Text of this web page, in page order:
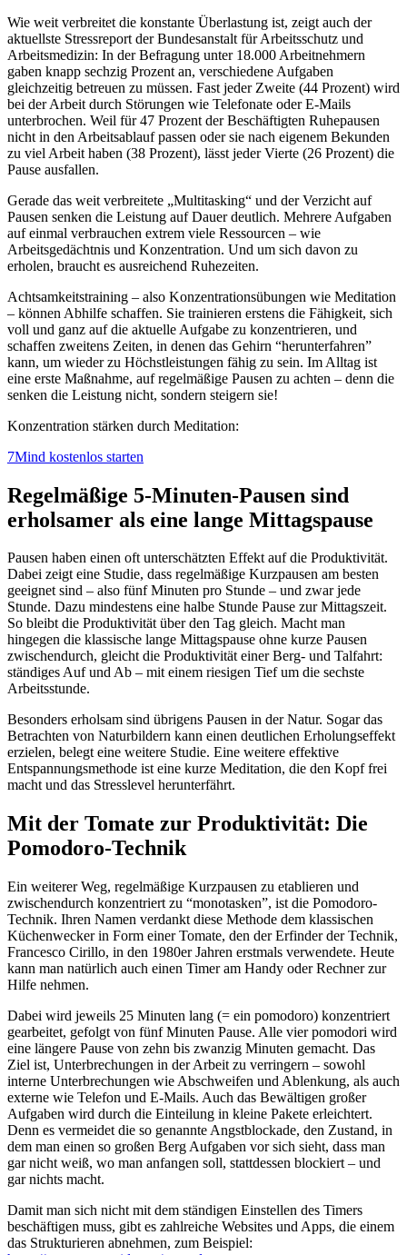
Wie weit verbreitet die konstante Überlastung ist, zeigt auch der
aktuellste Stressreport der Bundesanstalt für Arbeitsschutz und
Arbeitsmedizin: In der Befragung unter 18.000 Arbeitnehmern
gaben knapp sechzig Prozent an, verschiedene Aufgaben
gleichzeitig betreuen zu müssen. Fast jeder Zweite (44 Prozent) wird
bei der Arbeit durch Störungen wie Telefonate oder E-Mails
unterbrochen. Weil für 47 Prozent der Beschäftigten Ruhepausen
nicht in den Arbeitsablauf passen oder sie nach eigenem Bekunden
zu viel Arbeit haben (38 Prozent), lässt jeder Vierte (26 Prozent) die
Pause ausfallen.
Gerade das weit verbreitete „Multitasking“ und der Verzicht auf
Pausen senken die Leistung auf Dauer deutlich. Mehrere Aufgaben
auf einmal verbrauchen extrem viele Ressourcen – wie
Arbeitsgedächtnis und Konzentration. Und um sich davon zu
erholen, braucht es ausreichend Ruhezeiten.
Achtsamkeitstraining – also Konzentrationsübungen wie Meditation
– können Abhilfe schaffen. Sie trainieren erstens die Fähigkeit, sich
voll und ganz auf die aktuelle Aufgabe zu konzentrieren, und
schaffen zweitens Zeiten, in denen das Gehirn “herunterfahren”
kann, um wieder zu Höchstleistungen fähig zu sein. Im Alltag ist
eine erste Maßnahme, auf regelmäßige Pausen zu achten – denn die
senken die Leistung nicht, sondern steigern sie!
Konzentration stärken durch Meditation:
7Mind kostenlos starten
Regelmäßige 5-Minuten-Pausen sind
erholsamer als eine lange Mittagspause
Pausen haben einen oft unterschätzten Effekt auf die Produktivität.
Dabei zeigt eine Studie, dass regelmäßige Kurzpausen am besten
geeignet sind – also fünf Minuten pro Stunde – und zwar jede
Stunde. Dazu mindestens eine halbe Stunde Pause zur Mittagszeit.
So bleibt die Produktivität über den Tag gleich. Macht man
hingegen die klassische lange Mittagspause ohne kurze Pausen
zwischendurch, gleicht die Produktivität einer Berg- und Talfahrt:
ständiges Auf und Ab – mit einem riesigen Tief um die sechste
Arbeitsstunde.
Besonders erholsam sind übrigens Pausen in der Natur. Sogar das
Betrachten von Naturbildern kann einen deutlichen Erholungseffekt
erzielen, belegt eine weitere Studie. Eine weitere effektive
Entspannungsmethode ist eine kurze Meditation, die den Kopf frei
macht und das Stresslevel herunterfährt.
Mit der Tomate zur Produktivität: Die
Pomodoro-Technik
Ein weiterer Weg, regelmäßige Kurzpausen zu etablieren und
zwischendurch konzentriert zu “monotasken”, ist die Pomodoro-
Technik. Ihren Namen verdankt diese Methode dem klassischen
Küchenwecker in Form einer Tomate, den der Erfinder der Technik,
Francesco Cirillo, in den 1980er Jahren erstmals verwendete. Heute
kann man natürlich auch einen Timer am Handy oder Rechner zur
Hilfe nehmen.
Dabei wird jeweils 25 Minuten lang (= ein pomodoro) konzentriert
gearbeitet, gefolgt von fünf Minuten Pause. Alle vier pomodori wird
eine längere Pause von zehn bis zwanzig Minuten gemacht. Das
Ziel ist, Unterbrechungen in der Arbeit zu verringern – sowohl
interne Unterbrechungen wie Abschweifen und Ablenkung, als auch
externe wie Telefon und E-Mails. Auch das Bewältigen großer
Aufgaben wird durch die Einteilung in kleine Pakete erleichtert.
Denn es vermeidet die so genannte Angstblockade, den Zustand, in
dem man einen so großen Berg Aufgaben vor sich sieht, dass man
gar nicht weiß, wo man anfangen soll, stattdessen blockiert – und
gar nichts macht.
Damit man sich nicht mit dem ständigen Einstellen des Timers
beschäftigen muss, gibt es zahlreiche Websites und Apps, die einem
das Strukturieren abnehmen, zum Beispiel: